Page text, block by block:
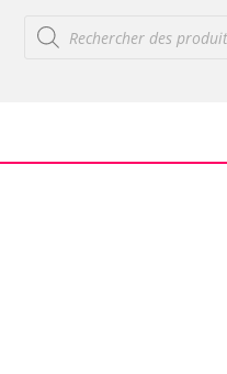
Recherche
de
produits